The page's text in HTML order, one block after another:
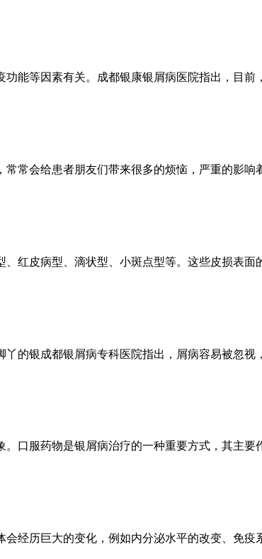
能等因素有关。成都银康银屑病医院指出，目前
常会给患者朋友们带来很多的烦恼，严重的影响
红皮病型、滴状型、小斑点型等。这些皮损表面
的银成都银屑病专科医院指出，屑病容易被忽视
口服药物是银屑病治疗的一种重要方式，其主要
经历巨大的变化，例如内分泌水平的改变、免疫